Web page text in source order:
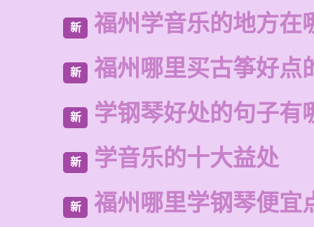
新 福州学音乐的地方在
新 福州哪里买古筝好点
新 学钢琴好处的句子有
新 学音乐的十大益处
新 福州哪里学钢琴便宜